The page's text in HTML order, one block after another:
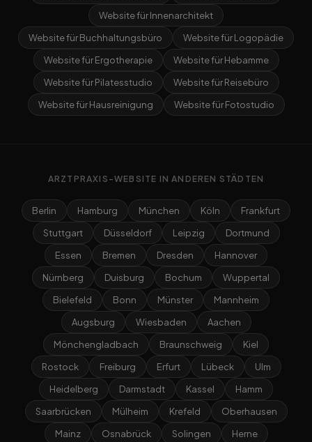
Website für Innenarchitekt
Website für Buchhaltungsbüro
Website für Logopädie
Website für Ergotherapie
Website für Hebamme
Website für Pilatesstudio
Website für Reisebüro
Website für Hausreinigung
Website für Fotostudio
ARZTPRAXIS-WEBSITE IN ANDEREN STÄDTEN
Berlin Hamburg München Köln
Frankfurt
Stuttgart
Düsseldorf Leipzig
Dortmund
Essen
Bremen Dresden
Hannover
Nürnberg
Duisburg Bochum
Wuppertal
Bielefeld
Bonn Münster
Mannheim
Augsburg
Wiesbaden
Aachen
Mönchengladbach
Braunschweig
Kiel
Rostock
Freiburg Erfurt Lübeck
Ulm
Heidelberg
Darmstadt Kassel
Hamm
Saarbrücken
Mülheim Krefeld
Oberhausen
Mainz
Osnabrück Solingen Herne